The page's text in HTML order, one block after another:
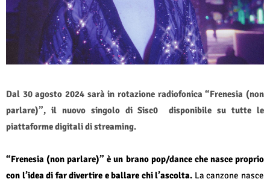
Dal 30 agosto 2024 sarà in rotazione radiofonica “Frenesia (non
parlare)”, il nuovo singolo di Sisc0 disponibile su tutte le
piattaforme digitali di streaming.
“Frenesia (non parlare)” è un brano pop/dance che nasce proprio
con l’idea di far divertire e ballare chi l’ascolta. La canzone nasce